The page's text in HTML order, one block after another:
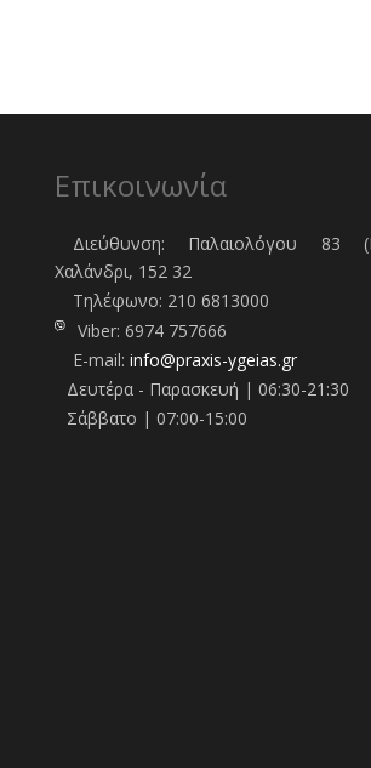
Επικοινωνία
Διεύθυνση: Παλαιολόγου 83
Χαλάνδρι, 152 32
Τηλέφωνo: 210 6813000
Viber: 6974 757666
E-mail: info@praxis-ygeias.gr
Δευτέρα - Παρασκευή | 06:30-21:30
Σάββατο | 07:00-15:00